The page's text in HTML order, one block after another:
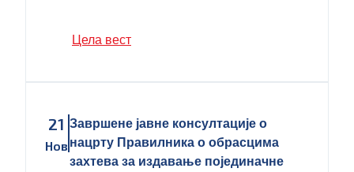
Цела вест
21
Нов
Завршене јавне консултације о
нацрту Правилника о обрасцима
захтева за издавање појединачне